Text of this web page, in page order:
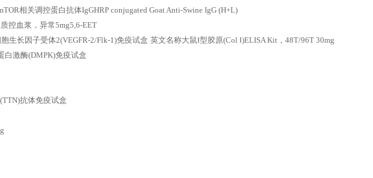
相关调控蛋白抗体IgGHRP conjugated Goat Anti-Swine IgG (H+L)
控血浆，异常5mg5,6-EET
生长因子受体2(VEGFR-2/Flk-1)免疫试盒 英文名称大鼠Ⅰ型胶原(Col Ⅰ)ELISA Kit，48T/96T 30mg
白激酶(DMPK)免疫试盒
抗体免疫试盒